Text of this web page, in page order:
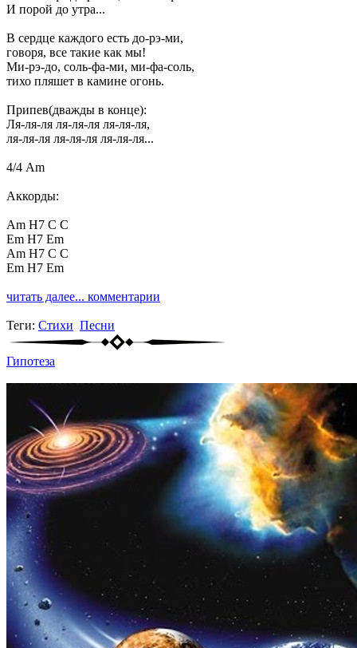
И порой до утра...
В сердце каждого есть до-рэ-ми,
говоря, все такие как мы!
Ми-рэ-до, соль-фа-ми, ми-фа-соль,
тихо пляшет в камине огонь.
Припев(дважды в конце):
Ля-ля-ля ля-ля-ля ля-ля-ля,
ля-ля-ля ля-ля-ля ля-ля-ля...
4/4 Am
Аккорды:
Am H7 C C
Em H7 Em
Am H7 C C
Em H7 Em
читать далее... комментарии
Теги: Стихи Песни
Гипотеза